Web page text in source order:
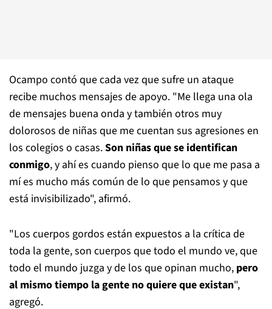
Ocampo contó que cada vez que sufre un ataque
recibe muchos mensajes de apoyo. "Me llega una ola
de mensajes buena onda y también otros muy
dolorosos de niñas que me cuentan sus agresiones en
los colegios o casas.Son niñas que se identifican
conmigo, y ahí es cuando pienso que lo que me pasa a
mí es mucho más común de lo que pensamos y que
está invisibilizado", afirmó.
"Los cuerpos gordos están expuestos a la crítica de
toda la gente, son cuerpos que todo el mundo ve, que
todo el mundo juzga y de los que opinan mucho, pero
al mismo tiempo la gente no quiere que existan",
agregó.